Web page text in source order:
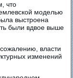
что
моделью
выстроена
были вдвое выше
власти
изменений